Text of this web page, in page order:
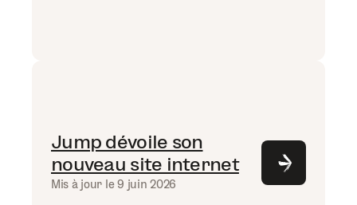
Jump dévoile son
nouveau site internet
Mis à jour le 9 juin 2026